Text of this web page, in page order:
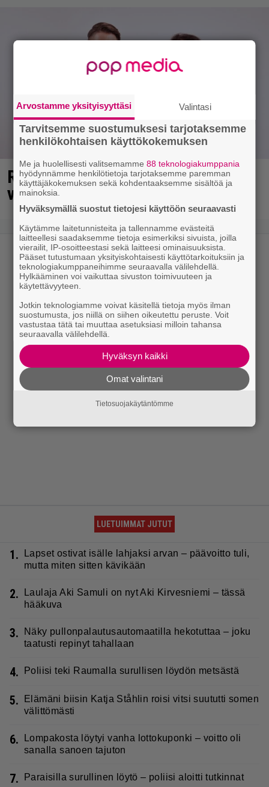
Rakastettu radioääni palaa 11
vuoden tauon jälkeen eetteriin
LUETUIMMAT JUTUT
1.
Lapset ostivat isälle lahjaksi arvan – päävoitto tuli,
mutta miten sitten kävikään
2.
Laulaja Aki Samuli on nyt Aki Kirvesniemi – tässä
hääkuva
3.
Näky pullonpalautusautomaatilla hekotuttaa – joku
taatusti repinyt tahallaan
4. Poliisi teki Raumalla surullisen löydön metsästä
5.
Elämäni biisin Katja Ståhlin roisi vitsi suututti somen
välittömästi
6.
Lompakosta löytyi vanha lottokuponki – voitto oli
sanalla sanoen tajuton
7. Paraisilla surullinen löytö – poliisi aloitti tutkinnat
Arvostamme yksityisyyttäsi Valintasi
Tarvitsemme suostumuksesi tarjotaksemme
henkilökohtaisen käyttökokemuksen
Me ja huolellisesti valitsemamme88 teknologiakumppania
hyödynnämme henkilötietoja tarjotaksemme paremman
käyttäjäkokemuksen sekä kohdentaaksemme sisältöä ja
mainoksia.
Hyväksymällä suostut tietojesi käyttöön seuraavasti
Käytämme laitetunnisteita ja tallennamme evästeitä
laitteellesi saadaksemme tietoja esimerkiksi sivuista, joilla
vierailit, IP-osoitteestasi sekä laitteesi ominaisuuksista.
Pääset tutustumaan yksityiskohtaisesti käyttötarkoituksiin ja
teknologiakumppaneihimme seuraavalla välilehdellä.
Hylkääminen voi vaikuttaa sivuston toimivuuteen ja
käytettävyyteen.
Jotkin teknologiamme voivat käsitellä tietoja myös ilman
suostumusta, jos niillä on siihen oikeutettu peruste. Voit
vastustaa tätä tai muuttaa asetuksiasi milloin tahansa
seuraavalla välilehdellä.
Hyväksyn kaikki
Omat valintani
Tietosuojakäytäntömme